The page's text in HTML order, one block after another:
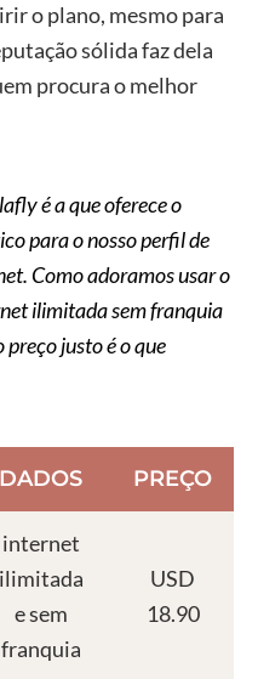
o plano, mesmo para
sólida faz dela
procura o melhor
é a que oferece o
para o nosso perfil de
Como adoramos usar o
ilimitada sem franquia
justo é o que
DADOS PREÇO
internet
ilimitada
e sem
franquia
USD
18.90